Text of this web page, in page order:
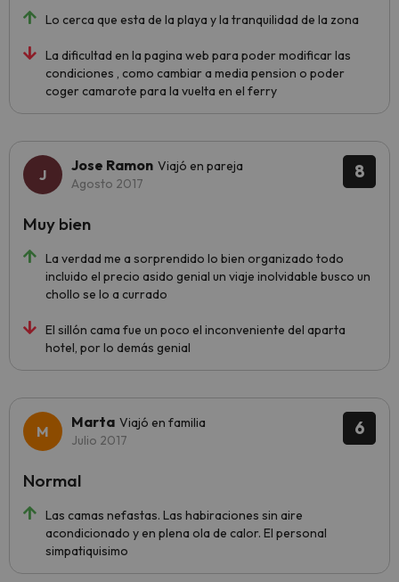
Lo cerca que esta de la playa y la tranquilidad de la zona
La dificultad en la pagina web para poder modificar las
condiciones , como cambiar a media pension o poder
coger camarote para la vuelta en el ferry
8
Jose Ramon Viajó en pareja
Agosto 2017
La verdad me a sorprendido lo bien organizado todo
incluido el precio asido genial un viaje inolvidable busco un
chollo se lo a currado
El sillón cama fue un poco el inconveniente del aparta
hotel, por lo demás genial
Muy bien
6
Marta Viajó en familia
Julio 2017
Las camas nefastas. Las habiraciones sin aire
acondicionado y en plena ola de calor. El personal
simpatiquisimo
Normal